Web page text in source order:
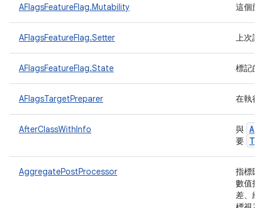
AFlagsFeatureFlag.Mutability 這個旗
AFlagsFeatureFlag.Setter 上次設
AFlagsFeatureFlag.State 標記的
AFlagsTargetPreparer 在執行
AfterClassWithInfo 與
要
AggregatePostProcessor
指標匯
數值指
差、總